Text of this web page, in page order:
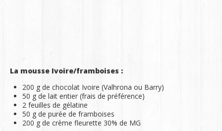
La mousse Ivoire/framboises :
200 g de chocolat Ivoire (Valhrona ou Barry)
50 g de lait entier (frais de préférence)
2 feuilles de gélatine
50 g de purée de framboises
200 g de crème fleurette 30% de MG